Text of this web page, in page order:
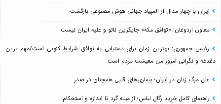
ایران با چهار مدال از المپیاد جهانی هوش مصنوعی بازگشت
معاون اردوغان: «توافق مکه» جایگزین ناتو و علیه ایران نیست
رئیس جمهوری: بهترین زمان برای دستیابی به توافق شرایط کنونی است/مهم ترین
دغدغه و نگرانی امروز من معیشت مردم است
علل مرگ زنان در ایران؛ بیماری‌های قلبی همچنان در صدر
راهنمای کامل خرید رگال لباس؛ از میله گرد تا اندازه و استحکام